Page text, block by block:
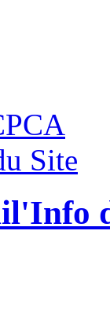
Site